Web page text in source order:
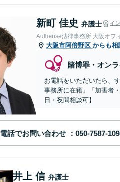
新町 佳史 弁護士 イ
Authense法律事務所 大阪オフ
大阪市阿倍野区 からも相
賭博罪・オン
お電話をいただいたら、
事務所に在籍」「加害者
日・夜間相談可】
電話でお問い合わせ
井上 信 弁護士